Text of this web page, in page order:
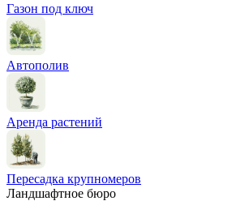
Газон под ключ
Автополив
Аренда растений
Пересадка крупномеров
Ландшафтное бюро